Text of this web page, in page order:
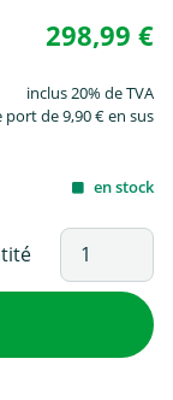
298,99 €
inclus 20% de TVA
port de 9,90 € en sus
en stock